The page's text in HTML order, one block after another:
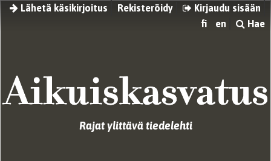
Lähetä käsikirjoitus Rekisteröidy
Kirjaudu sisään
fi
en Hae
Rajat ylittävä tiedelehti